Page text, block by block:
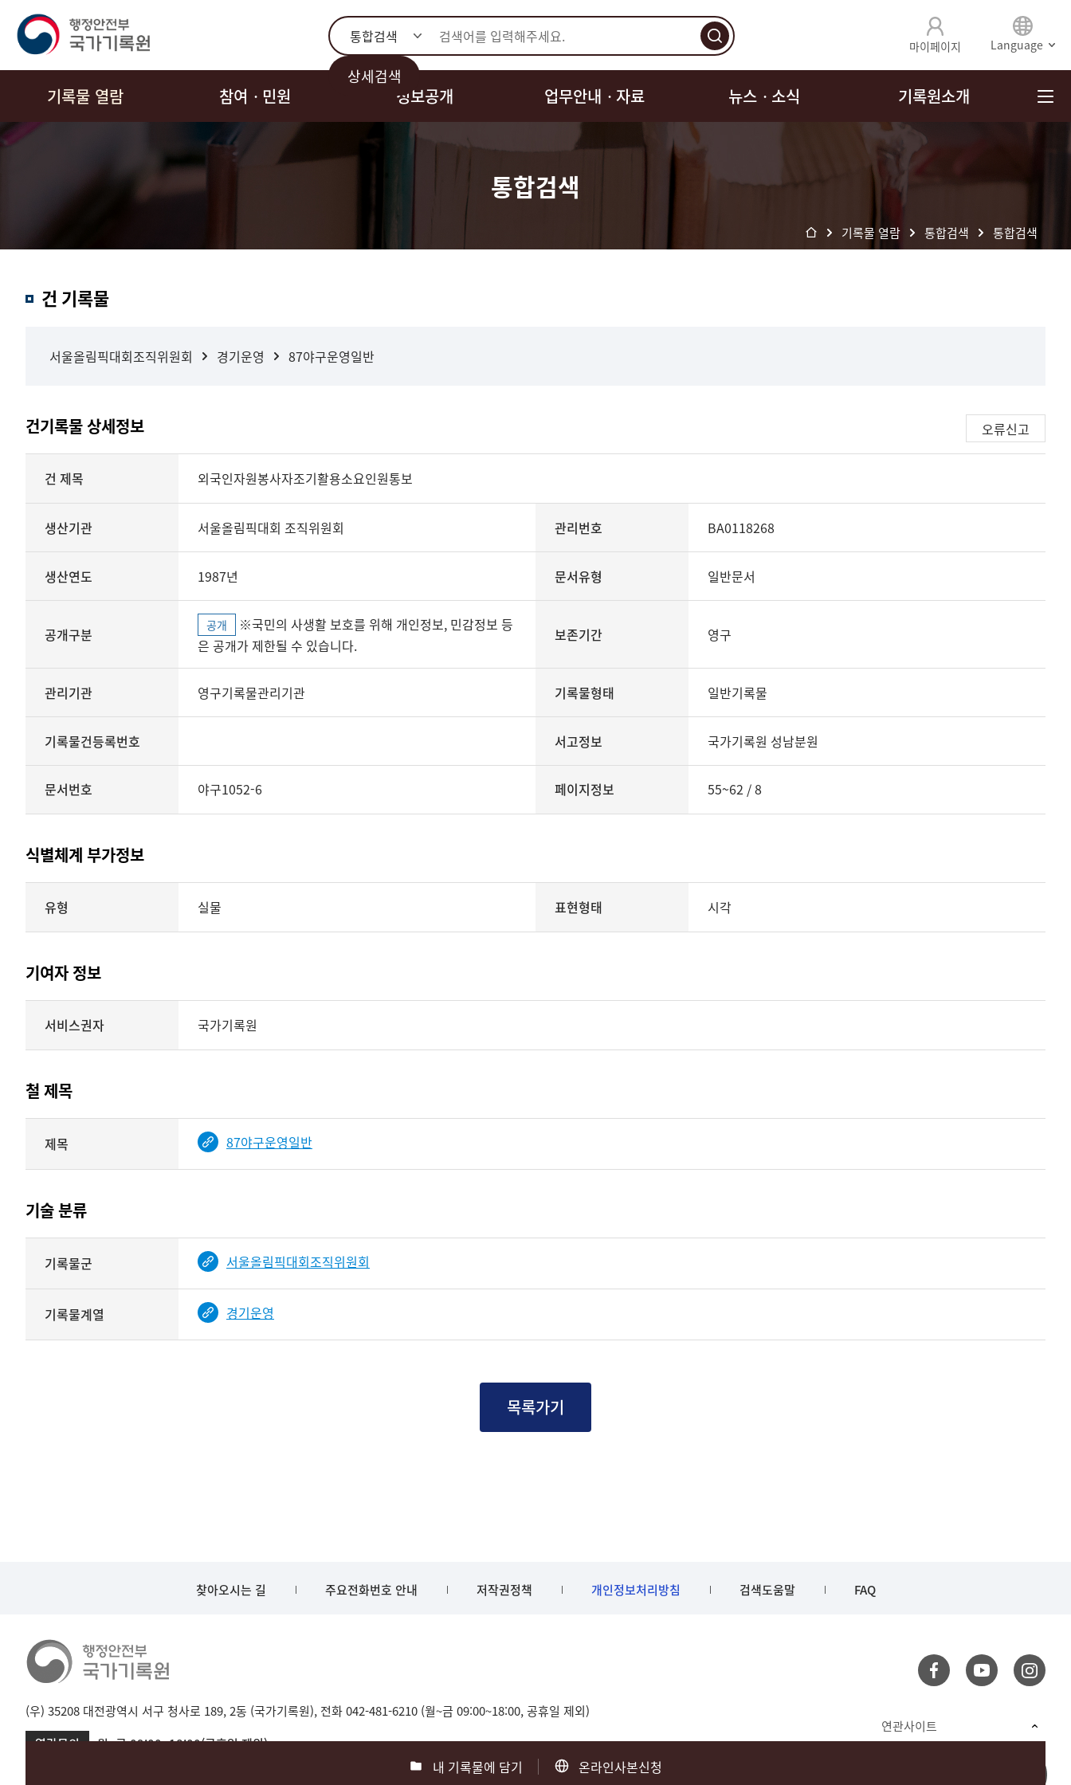
통합검색
상세검색
마이페이지 Language
기록물 열람 참여ㆍ민원 정보공개 업무안내ㆍ자료 뉴스ㆍ소식 기록원소개
통합검색
기록물 열람 통합검색 통합검색
검색건 기록물
서울올림픽대회조직위원회 경기운영 87야구운영일반
건기록물 상세정보
오류신고
건 제목 외국인자원봉사자조기활용소요인원통보
생산기관 서울올림픽대회 조직위원회 관리번호 BA0118268
생산연도 1987년 문서유형 일반문서
공개구분 공개
은 공개가 제한될 수 있습니다.
보존기간 영구
관리기관 영구기록물관리기관 기록물형태 일반기록물
기록물건등록번호 서고정보 국가기록원 성남분원
문서번호 야구1052-6 페이지정보 55~62 / 8
식별체계 부가정보
부가정보의
유형
표현형태
제공
유형 실물 표현형태 시각
기여자 정보
기여자
정보를
테이블
기여자
제공됨
<
서비스권자 국가기록원
철 제목
기록물
건의
제목를
보여주는
표
제목 87야구운영일반
기술 분류
분류
정보를
보여주는
표
기록물군 서울올림픽대회조직위원회
기록물계열 경기운영
목록가기
내 기록물에 담기 온라인사본신청
찾아오시는 길 주요전화번호 안내 저작권정책 개인정보처리방침 검색도움말 FAQ
(우) 35208 대전광역시 서구 청사로 189, 2동 (국가기록원), 전화 042-481-6210 (월~금 09:00~18:00, 공휴일 제외)
열람문의
월~금 09:00~18:00(공휴일 제외)
부산 051-550-8023 광주 062-975-5791
연관사이트